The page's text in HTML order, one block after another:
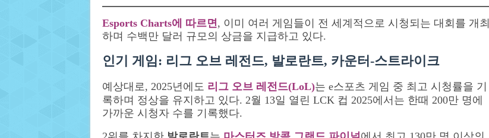
Esports Charts에 따르면 , 이미 여러 게임들이 전 세계적으로 시청되는 대회를 개최
하며 수백만 달러 규모의 상금을 지급하고 있다.
인기 게임: 리그 오브 레전드, 발로란트, 카운터-스트라이크
예상대로, 2025년에도 리그 오브 레전드(LoL)는 e스포츠 게임 중 최고 시청률을 기
록하며 정상을 유지하고 있다. 2월 13일 열린 LCK 컵 2025에서는 한때 200만 명에
가까운 시청자 수를 기록했다.